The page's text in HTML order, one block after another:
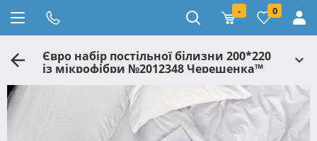
- 0
Євро набір постільної білизни 200*220
із мікрофібри №2012348 Черешенка™